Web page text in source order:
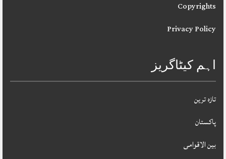
Copyrights
Privacy Policy
اہم کیٹاگریز
تازہ ترین
پاکستان
بین الاقوامی